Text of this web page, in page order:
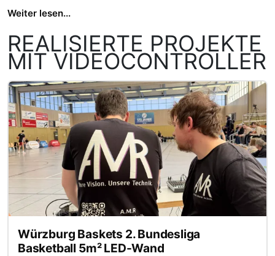
oder Projektionsflächen. Besonders bei LED-Wänden
aufgelöst, synchron dargestellt und flexibel angepasst
werden können - unabhängig von Größe und Format
der Anzeige.
Weiter lesen...
REALISIERTE PROJEKTE
MIT VIDEOCONTROLLER
Würzburg Baskets 2. Bundesliga
Basketball 5m² LED-Wand